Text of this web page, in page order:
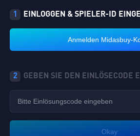
1 EINLOGGEN & SPIELER-ID
Anmelden Midasbuy-
2 GEBEN SIE DEN EINLÖSECODE
Okay